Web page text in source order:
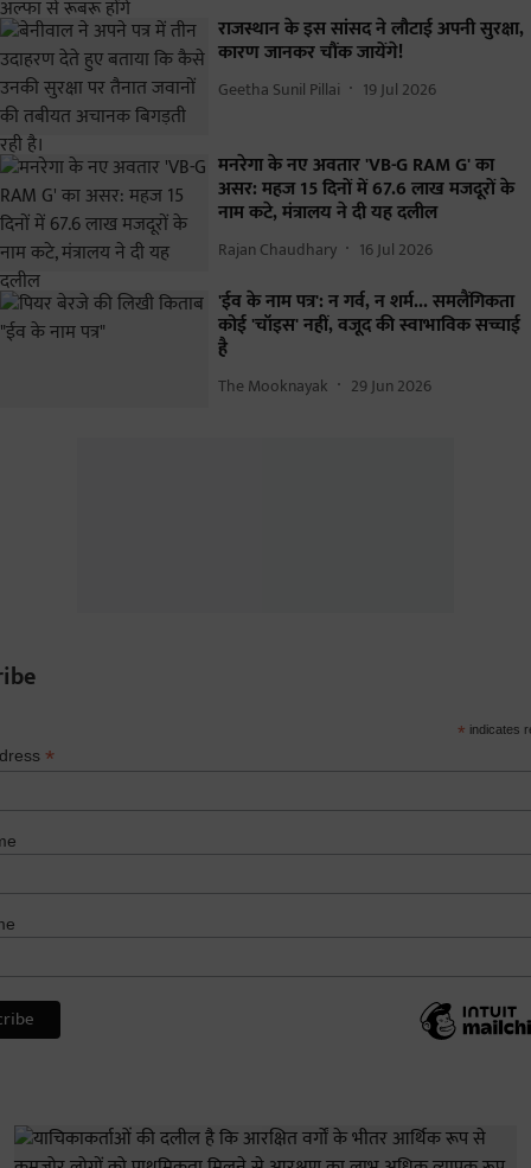
राजस्थान के इस सांसद ने लौटाई अपनी सुरक्षा,
कारण जानकर चौंक जायेंगे!
Geetha Sunil Pillai 19 Jul 2026
मनरेगा के नए अवतार 'VB-G RAM G' का
असर: महज 15 दिनों में 67.6 लाख मजदूरों के
नाम कटे, मंत्रालय ने दी यह दलील
Rajan Chaudhary 16 Jul 2026
'ईव के नाम पत्र': न गर्व, न शर्म... समलैंगिकता
कोई 'चॉइस' नहीं, वजूद की स्वाभाविक सच्चाई
है
The Mooknayak 29 Jun 2026
* indicates
*